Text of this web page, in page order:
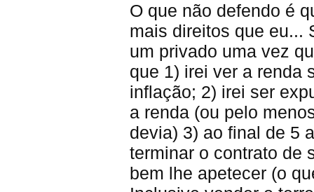
O que não defendo é
mais direitos que eu...
um privado uma vez
que 1) irei ver a renda
inflação; 2) irei ser
a renda (ou pelo
devia) 3) ao final de 5
terminar o contrato de
bem lhe apetecer (o